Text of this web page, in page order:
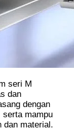
seri M
dan
dengan
serta mampu
dan material.